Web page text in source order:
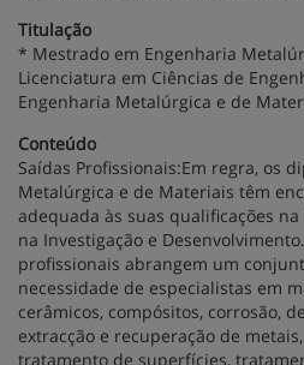
Titulação
* Mestrado em Engenharia
Licenciatura em Ciências de
Engenharia Metalúrgica e de
Conteúdo
Saídas Profissionais:Em regra, os
Metalúrgica e de Materiais têm
adequada às suas qualificações
na Investigação e
profissionais abrangem um
necessidade de especialistas em
cerâmicos, compósitos, corrosão,
extracção e recuperação de
tratamento de superfícies,